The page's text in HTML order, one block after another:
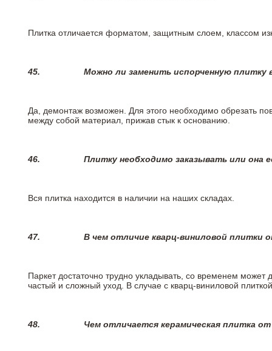
Плитка отличается форматом, защитным слоем, классом
45. Можно ли заменить испорченную плитку
Да, демонтаж возможен. Для этого необходимо обрезать
между собой материал, прижав стык к основанию.
46. Плитку необходимо заказывать или она
Вся плитка находится в наличии на наших складах.
47. В чем отличие кварц-виниловой плитки
Паркет достаточно трудно укладывать, со временем
частый и сложный уход. В случае с кварц-виниловой
48. Чем отличается керамическая плитка